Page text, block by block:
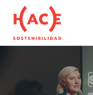
content